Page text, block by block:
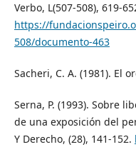
Verbo, L(507-508), 619-
https://
508/documento-463
Sacheri, C. A. (1981). El
Serna, P. (1993). Sobre
de una exposición del
Y Derecho, (28), 141-152.